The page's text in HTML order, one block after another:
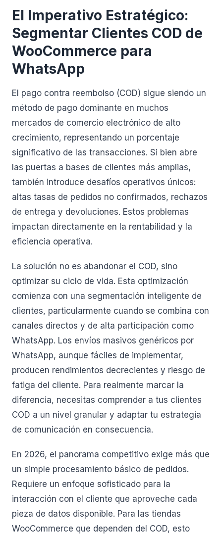
El Imperativo Estratégico:
Segmentar Clientes COD de
WooCommerce para
WhatsApp
El pago contra reembolso (COD) sigue siendo un
método de pago dominante en muchos
mercados de comercio electrónico de alto
crecimiento, representando un porcentaje
significativo de las transacciones. Si bien abre
las puertas a bases de clientes más amplias,
también introduce desafíos operativos únicos:
altas tasas de pedidos no confirmados, rechazos
de entrega y devoluciones. Estos problemas
impactan directamente en la rentabilidad y la
eficiencia operativa.
La solución no es abandonar el COD, sino
optimizar su ciclo de vida. Esta optimización
comienza con una segmentación inteligente de
clientes, particularmente cuando se combina con
canales directos y de alta participación como
WhatsApp. Los envíos masivos genéricos por
WhatsApp, aunque fáciles de implementar,
producen rendimientos decrecientes y riesgo de
fatiga del cliente. Para realmente marcar la
diferencia, necesitas comprender a tus clientes
COD a un nivel granular y adaptar tu estrategia
de comunicación en consecuencia.
En 2026, el panorama competitivo exige más que
un simple procesamiento básico de pedidos.
Requiere un enfoque sofisticado para la
interacción con el cliente que aproveche cada
pieza de datos disponible. Para las tiendas
WooCommerce que dependen del COD, esto